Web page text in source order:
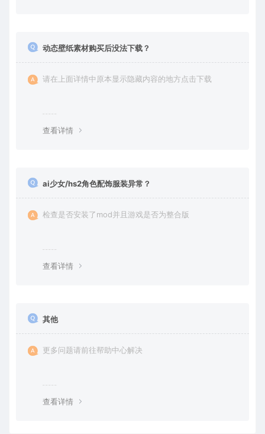
动态壁纸素材购买后没法下载？
请在上面详情中原本显示隐藏内容的地方点击下载
查看详情
ai少女/hs2角色配饰服装异常？
检查是否安装了mod并且游戏是否为整合版
查看详情
其他
更多问题请前往帮助中心解决
查看详情